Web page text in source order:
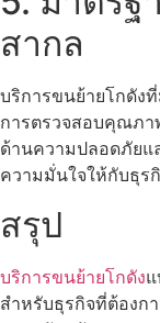
สากล
บริการขนย้ายโกดัง
การตรวจสอบคุณภา
ด้านความปลอดภัยแ
ความมั่นใจให้กับธุร
สรุป
บริการขนย้ายโกดัง
สำหรับธุรกิจที่ต้องก